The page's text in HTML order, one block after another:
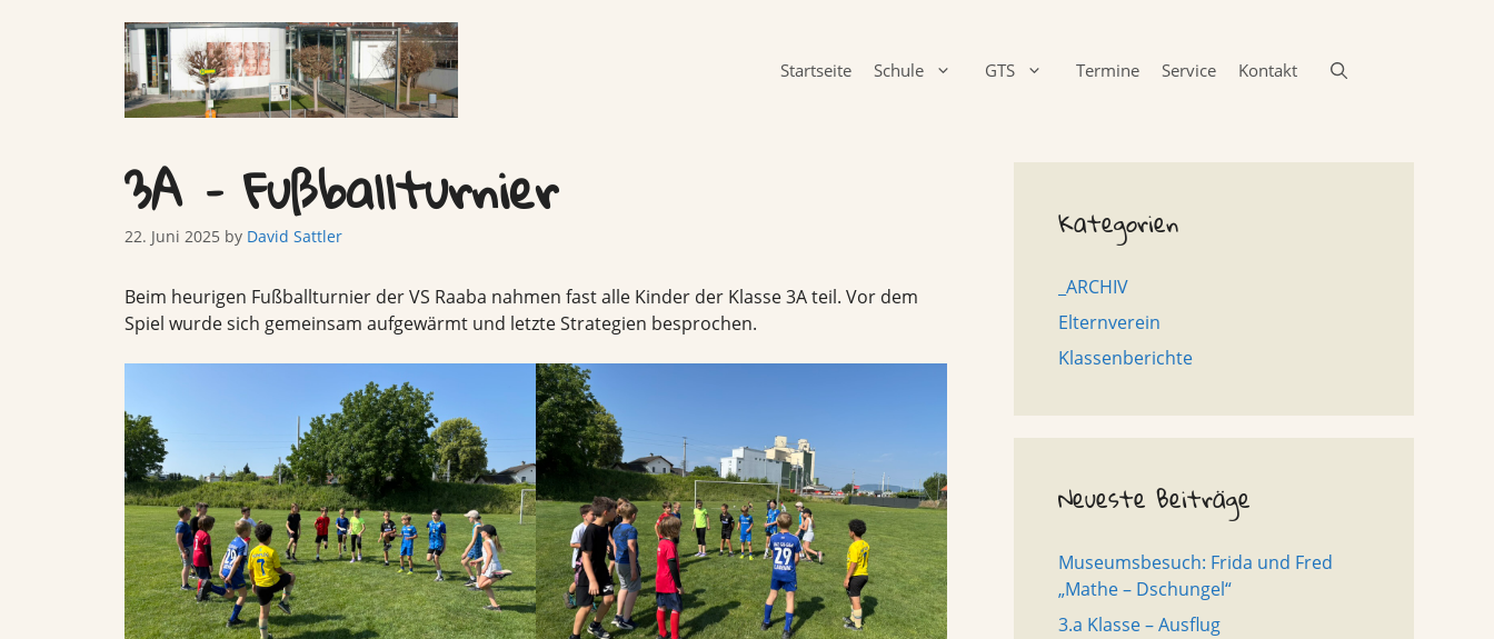
Startseite Schule GTS Termine Service Kontakt
3A – Fußballturnier
22. Juni 2025 by David Sattler
Beim heurigen Fußballturnier der VS Raaba nahmen fast alle Kinder der Klasse 3A teil. Vor dem
Spiel wurde sich gemeinsam aufgewärmt und letzte Strategien besprochen.
Kategorien
_ARCHIV
Elternverein
Klassenberichte
Neueste Beiträge
Museumsbesuch: Frida und Fred
„Mathe – Dschungel“
3.a Klasse – Ausflug